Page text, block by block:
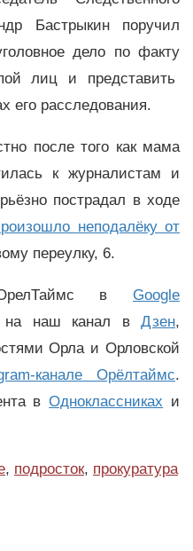
Бастрыкин поручил
дело по факту
лиц и представить
его расследования.
после того как мама
к журналистам и
пострадал в ходе
неподалёку от
переулку, 6.
в Google
наш канал вДзен,
Орла и Орловской
канале Орёлтаймс.
вОдноклассниках и
, подросток, прокуратура